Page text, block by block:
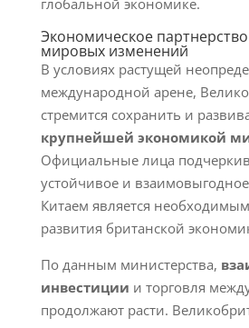
глобальной экономике.
Экономическое
мировых изменений
В условиях растущей
международной арене,
стремится сохранить и
крупнейшей экономикой
Официальные лица
устойчивое и
Китаем является
развития британской
По данным министерства,
инвестиции и торговля
продолжают расти.